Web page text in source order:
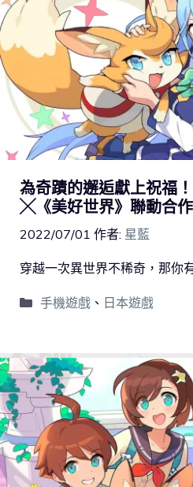
為奇蹟的邂逅獻上祝福
╳《美好世界》聯動合作
2022/07/01 作者: 星藍
穿越一次異世界不稀奇，那你
手機遊戲、 日本遊戲